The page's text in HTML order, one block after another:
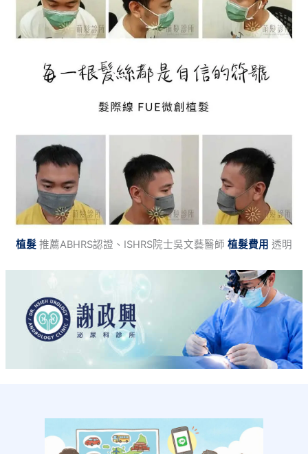
植髮 推薦ABHRS認證、ISHRS院士吳文藝醫師 植髮費用 透明